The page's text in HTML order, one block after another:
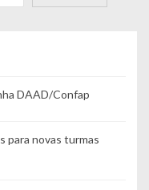
DAAD/Confap
para novas turmas